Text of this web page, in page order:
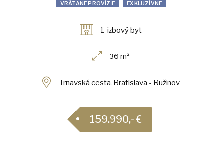
VRÁTANE PROVÍZIE EXKLUZÍVNE
1-izbový byt
36 m²
Trnavská cesta, Bratislava - Ružinov
159.990,- €